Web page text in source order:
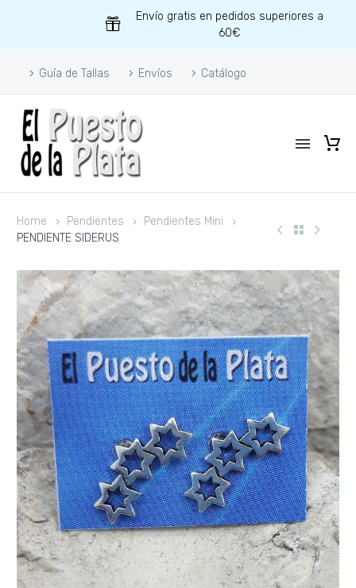
Envío gratis en pedidos superiores a
60€
Guía de Tallas Envíos Catálogo
Home Pendientes
Pendientes Mini
PENDIENTE SIDERUS